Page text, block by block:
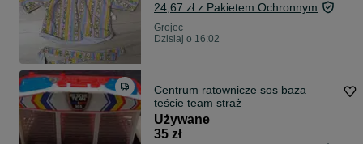
24,67 zł z Pakietem Ochronnym
Grojec
Dzisiaj o 16:02
Centrum ratownicze sos baza
teście team straż
Używane
35 zł